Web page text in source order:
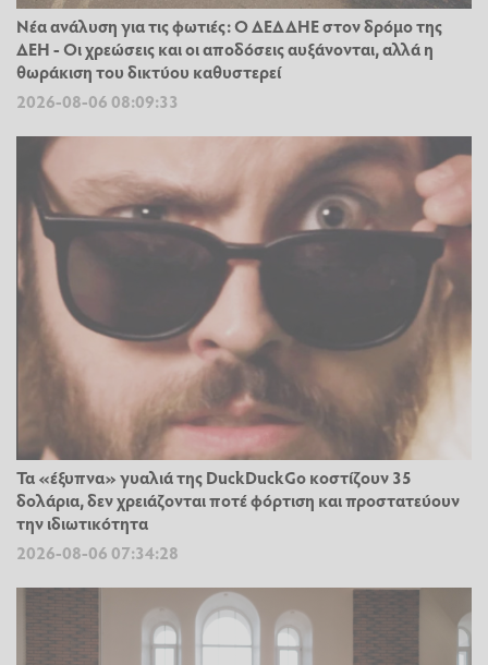
Νέα ανάλυση για τις φωτιές: Ο ΔΕΔΔΗΕ στον δρόμο της
ΔΕΗ - Οι χρεώσεις και οι αποδόσεις αυξάνονται, αλλά η
θωράκιση του δικτύου καθυστερεί
2026-08-06 08:09:33
Τα «έξυπνα» γυαλιά της DuckDuckGo κοστίζουν 35
δολάρια, δεν χρειάζονται ποτέ φόρτιση και προστατεύουν
την ιδιωτικότητα
2026-08-06 07:34:28